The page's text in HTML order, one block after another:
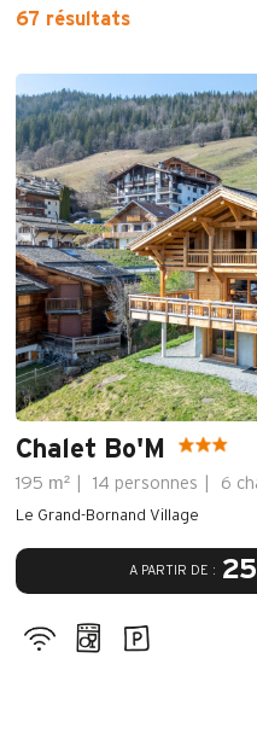
67 résultats
Chalet Bo'M
195 m² 14 personnes 6
A PARTIR DE :
Le Grand-Bornand Village